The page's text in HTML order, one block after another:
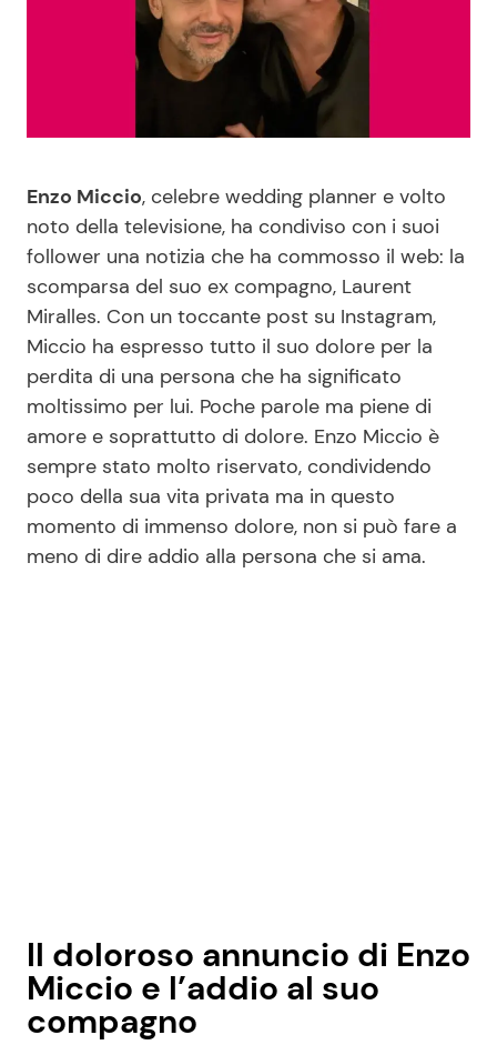
Benessere
Mondo Mamma
News benessere
Salute
Viaggi e Turismo
Festività
Cucina e Ricette
Consigli di Cucina
Le Ricette in TV
Primi Piatti
Ricette Facili e Veloci
Ricette Feste
Ricette per Bambini
Privacy Policy
Enzo Miccio, celebre wedding planner e volto
noto della televisione, ha condiviso con i suoi
follower una notizia che ha commosso il web: la
scomparsa del suo ex compagno, Laurent
Miralles. Con un toccante post su Instagram,
Miccio ha espresso tutto il suo dolore per la
perdita di una persona che ha significato
moltissimo per lui. Poche parole ma piene di
amore e soprattutto di dolore. Enzo Miccio è
sempre stato molto riservato, condividendo
poco della sua vita privata ma in questo
momento di immenso dolore, non si può fare a
meno di dire addio alla persona che si ama.
Il doloroso annuncio di Enzo
Miccio e l’addio al suo
compagno